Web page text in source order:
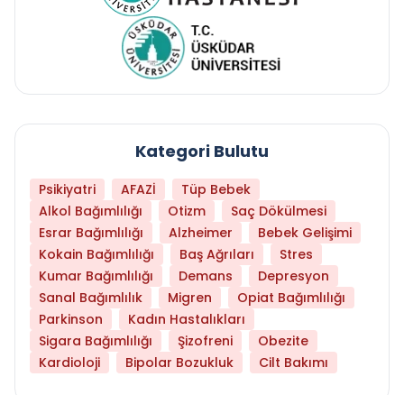
Kategori Bulutu
Psikiyatri AFAZİ
Tüp Bebek
Alkol Bağımlılığı
Otizm
Saç Dökülmesi
Esrar Bağımlılığı
Alzheimer
Bebek Gelişimi
Kokain Bağımlılığı
Baş Ağrıları
Stres
Kumar Bağımlılığı
Demans
Depresyon
Sanal Bağımlılık
Migren
Opiat Bağımlılığı
Parkinson
Kadın Hastalıkları
Sigara Bağımlılığı
Şizofreni
Obezite
Kardioloji
Bipolar Bozukluk Cilt Bakımı